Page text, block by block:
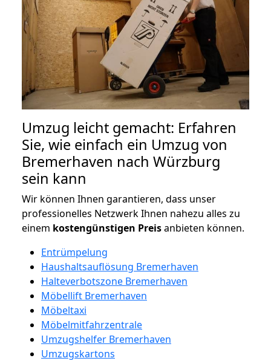
Umzug leicht gemacht: Erfahren
Sie, wie einfach ein Umzug von
Bremerhaven nach Würzburg
sein kann
Wir können Ihnen garantieren, dass unser
professionelles Netzwerk Ihnen nahezu alles zu
einem kostengünstigen Preisanbieten können.
Entrümpelung
Haushaltsauflösung Bremerhaven
Halteverbotszone Bremerhaven
Möbellift Bremerhaven
Möbeltaxi
Möbelmitfahrzentrale
Umzugshelfer Bremerhaven
Umzugskartons